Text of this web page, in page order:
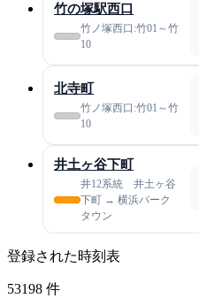
竹の塚駅西口
竹ノ塚西口:竹01～竹
10
北寺町
竹ノ塚西口:竹01～竹
10
井土ヶ谷下町
井12系統 井土ヶ谷
下町 → 横浜パーク
タウン
登録された時刻表
53198 件